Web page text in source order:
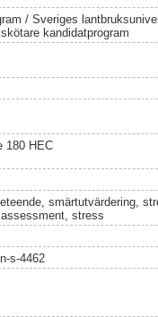
/ Sveriges
kandidatprogram
180 HEC
smärtutvärdering,
stress
s-4462